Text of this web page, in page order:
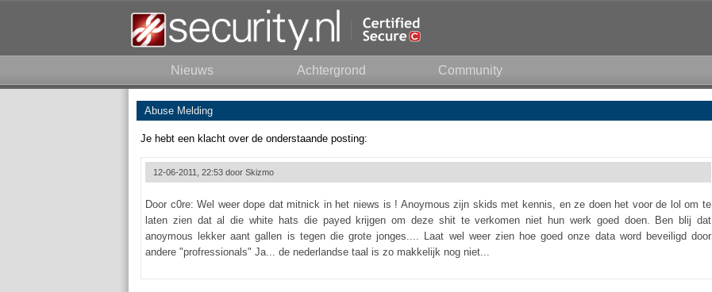
Nieuws Achtergrond Community
Abuse Melding
Je hebt een klacht over de onderstaande posting:
12-06-2011, 22:53 door Skizmo
Door c0re: Wel weer dope dat mitnick in het niews is ! Anoymous zijn skids met kennis, en ze doen het voor de lol om te
laten zien dat al die white hats die payed krijgen om deze shit te verkomen niet hun werk goed doen. Ben blij dat
anoymous lekker aant gallen is tegen die grote jonges.... Laat wel weer zien hoe goed onze data word beveiligd door
andere "profressionals" Ja... de nederlandse taal is zo makkelijk nog niet...